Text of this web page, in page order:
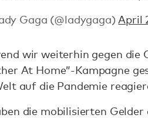
Gaga (@ladygaga) April
wir weiterhin gegen die
At Home”-Kampagne
auf die Pandemie
die mobilisierten